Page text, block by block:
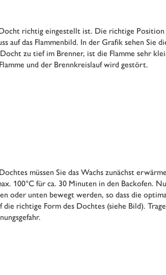
richtig eingestellt ist. Die richtige
auf das Flammenbild. In der Grafik sehen Sie
zu tief im Brenner, ist die Flamme sehr
und der Brennkreislauf wird gestört.
müssen Sie das Wachs zunächst
100°C für ca. 30 Minuten in den Backofen.
oder unten bewegt werden, so dass die
die richtige Form des Dochtes (siehe Bild).